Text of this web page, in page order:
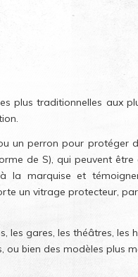
plus traditionnelles aux
un perron pour protéger
de S), qui peuvent être
la marquise et
un vitrage protecteur,
les gares, les théâtres, les
bien des modèles plus